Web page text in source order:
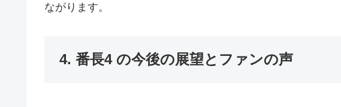
ながります。
4. 番長4 の今後の展望とファンの声